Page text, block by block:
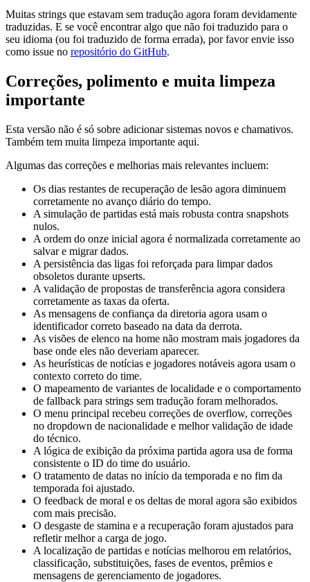
Muitas strings que estavam sem tradução agora foram devidamente
traduzidas. E se você encontrar algo que não foi traduzido para o
seu idioma (ou foi traduzido de forma errada), por favor envie isso
como issue no repositório do GitHub.
Correções, polimento e muita limpeza
importante
Esta versão não é só sobre adicionar sistemas novos e chamativos.
Também tem muita limpeza importante aqui.
Algumas das correções e melhorias mais relevantes incluem:
Os dias restantes de recuperação de lesão agora diminuem
corretamente no avanço diário do tempo.
A simulação de partidas está mais robusta contra snapshots
nulos.
A ordem do onze inicial agora é normalizada corretamente ao
salvar e migrar dados.
A persistência das ligas foi reforçada para limpar dados
obsoletos durante upserts.
A validação de propostas de transferência agora considera
corretamente as taxas da oferta.
As mensagens de confiança da diretoria agora usam o
identificador correto baseado na data da derrota.
As visões de elenco na home não mostram mais jogadores da
base onde eles não deveriam aparecer.
As heurísticas de notícias e jogadores notáveis agora usam o
contexto correto do time.
O mapeamento de variantes de localidade e o comportamento
de fallback para strings sem tradução foram melhorados.
O menu principal recebeu correções de overflow, correções
no dropdown de nacionalidade e melhor validação de idade
do técnico.
A lógica de exibição da próxima partida agora usa de forma
consistente o ID do time do usuário.
O tratamento de datas no início da temporada e no fim da
temporada foi ajustado.
O feedback de moral e os deltas de moral agora são exibidos
com mais precisão.
O desgaste de stamina e a recuperação foram ajustados para
refletir melhor a carga de jogo.
A localização de partidas e notícias melhorou em relatórios,
classificação, substituições, fases de eventos, prêmios e
mensagens de gerenciamento de jogadores.